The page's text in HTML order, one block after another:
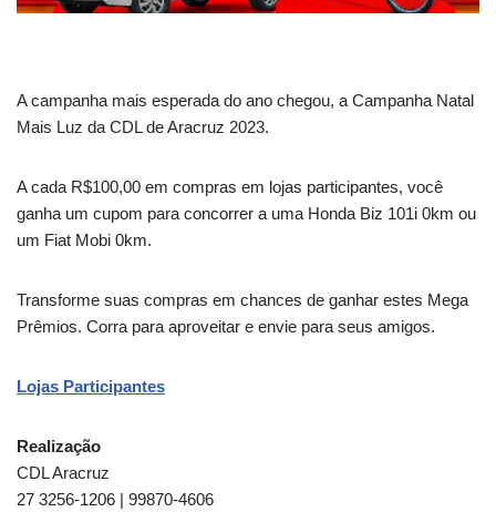
A campanha mais esperada do ano chegou, a Campanha Natal
Mais Luz da CDL de Aracruz 2023.
A cada R$100,00 em compras em lojas participantes, você
ganha um cupom para concorrer a uma Honda Biz 101i 0km ou
um Fiat Mobi 0km.
Transforme suas compras em chances de ganhar estes Mega
Prêmios. Corra para aproveitar e envie para seus amigos.
Lojas Participantes
Realização
CDL Aracruz
27 3256-1206 | 99870-4606